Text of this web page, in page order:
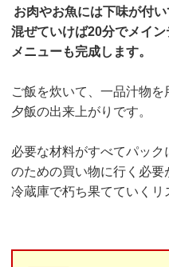
お肉やお魚には下味が付
混ぜていけば20分でメイ
メニューも完成します。
ご飯を炊いて、一品汁物
夕飯の出来上がりです。
必要な材料がすべてパッ
のための買い物に行く必
冷蔵庫で朽ち果てていくリ